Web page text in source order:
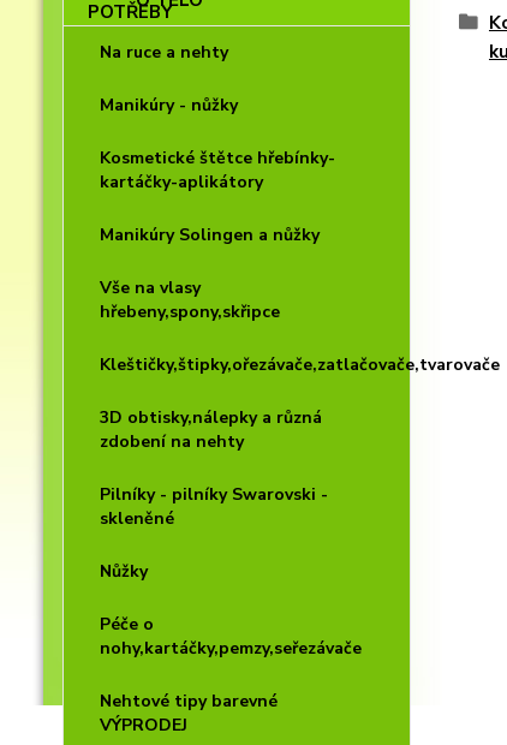
Na ruce a nehty
Manikúry - nůžky
Kosmetické štětce hřebínky-
kartáčky-aplikátory
Manikúry Solingen a nůžky
Vše na vlasy
hřebeny,spony,skřipce
Kleštičky,štipky,ořezávače,zatlačovače,tvarovače
3D obtisky,nálepky a různá
zdobení na nehty
Pilníky - pilníky Swarovski -
skleněné
Nůžky
Péče o
nohy,kartáčky,pemzy,seřezávače
Nehtové tipy barevné
VÝPRODEJ